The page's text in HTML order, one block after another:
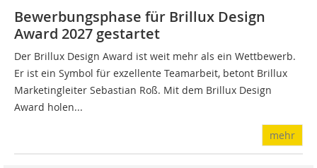
Bewerbungsphase für Brillux Design
Award 2027 gestartet
Der Brillux Design Award ist weit mehr als ein Wettbewerb.
Er ist ein Symbol für exzellente Teamarbeit, betont Brillux
Marketingleiter Sebastian Roß. Mit dem Brillux Design
Award holen...
mehr